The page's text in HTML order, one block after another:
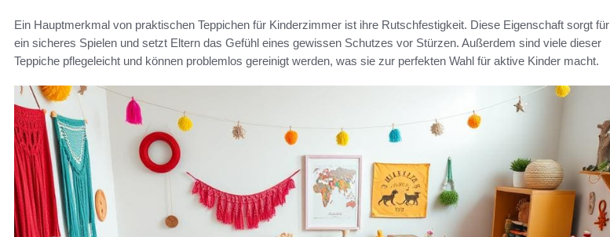
Ein Hauptmerkmal von praktischen Teppichen für Kinderzimmer ist ihre Rutschfestigkeit. Diese Eigenschaft sorgt für
ein sicheres Spielen und setzt Eltern das Gefühl eines gewissen Schutzes vor Stürzen. Außerdem sind viele dieser
Teppiche pflegeleicht und können problemlos gereinigt werden, was sie zur perfekten Wahl für aktive Kinder macht.